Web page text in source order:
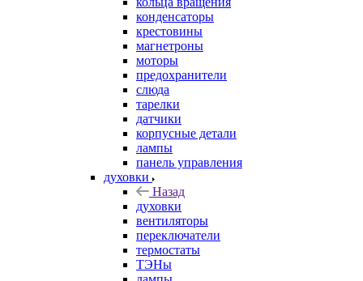
конденсаторы
крестовины
магнетроны
моторы
предохранители
слюда
тарелки
датчики
корпусные детали
лампы
панель управления
духовки
Назад
духовки
вентиляторы
переключатели
термостаты
ТЭНы